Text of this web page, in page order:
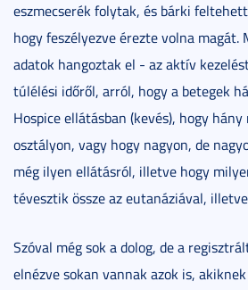
eszmecserék folytak, és bárki
hogy feszélyezve érezte volna magát.
adatok hangoztak el - az aktív
túlélési időről, arról, hogy a betegek
Hospice ellátásban (kevés), hogy
osztályon, vagy hogy nagyon, de
még ilyen ellátásról, illetve hogy
tévesztik össze az eutanáziával, illetve
Szóval még sok a dolog, de a
elnézve sokan vannak azok is,